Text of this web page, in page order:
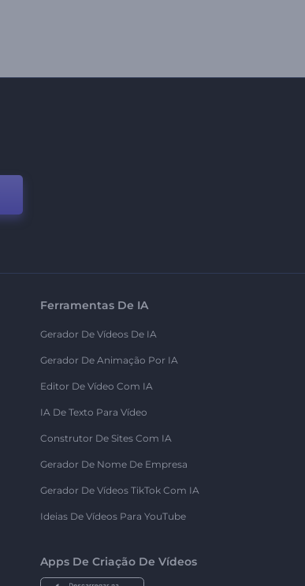
Ferramentas De IA
Gerador De Vídeos De IA
Gerador De Animação Por IA
Editor De Vídeo Com IA
IA De Texto Para Vídeo
Construtor De Sites Com IA
Gerador De Nome De Empresa
Gerador De Vídeos TikTok Com IA
Ideias De Vídeos Para YouTube
Apps De Criação De Vídeos